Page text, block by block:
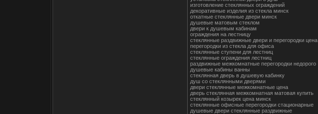
изготовление стеклянных ограждений
декоративные изделия из стекла минск
откатные стеклянные двери минск
душевые матовым стеклом
двери к душевым кабинам
ограждения на лестницу
стеклянные раздвижные двери и перегородки цена
перегородки из стекла для офиса
стеклянные ступени для лестниц
стеклянные ограждения лестниц
раздвижные межкомнатные перегородки недорого
душевые кабины ванны
стеклянная дверь в душевую кабинку
душ со стеклянными дверями
двери стеклянные межкомнатные цена
дверь стеклянная межкомнатная матовая купить
стеклянный козырек цена минск
стеклянные офисные перегородки стационарные
душевые двери стеклянные раздвижные